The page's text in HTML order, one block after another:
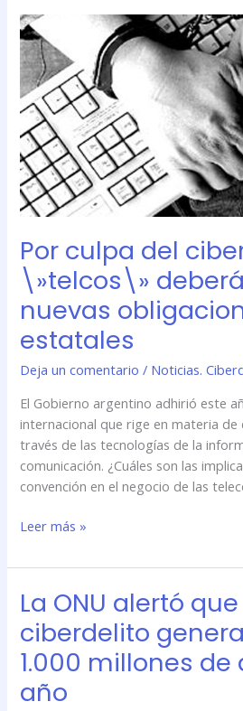
Por culpa del
\»telcos\»
nuevas
estatales
Deja un comentario / Noticias.
El Gobierno argentino adhirió este
internacional que rige en materia
través de las tecnologías de la
comunicación. ¿Cuáles son las
convención en el negocio de las
Por
culpa
del
cibercrimen,
\»telcos\»
deberán
cumplir
nuevas
obligaciones
estatales
Leer más »
La ONU alertó
ciberdelito
1.000 millones de
año
La
ONU
alertó
que
ciberdelito